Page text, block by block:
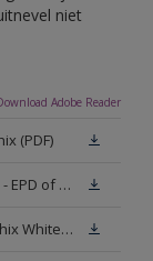
niet
Adobe Reader
(PDF)
Sikkens Exterior Solventbased Laquers - EPD of Milieuproductverklaring
Veiligheidsinformatieblad Rubbol EPS Thix White W05 (MSDS)